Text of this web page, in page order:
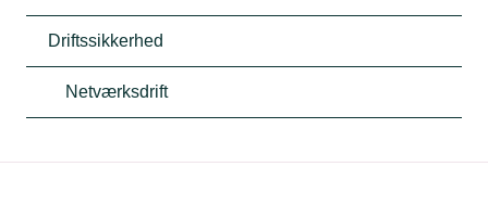
Driftssikkerhed
Netværksdrift